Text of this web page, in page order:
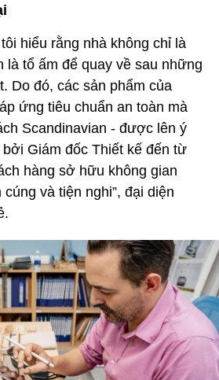
hiểu rằng nhà không chỉ là
là tổ ấm để quay về sau những
Do đó, các sản phẩm của
ứng tiêu chuẩn an toàn mà
Scandinavian - được lên ý
Giám đốc Thiết kế đến từ
hàng sở hữu không gian
và tiện nghi”, đại diện